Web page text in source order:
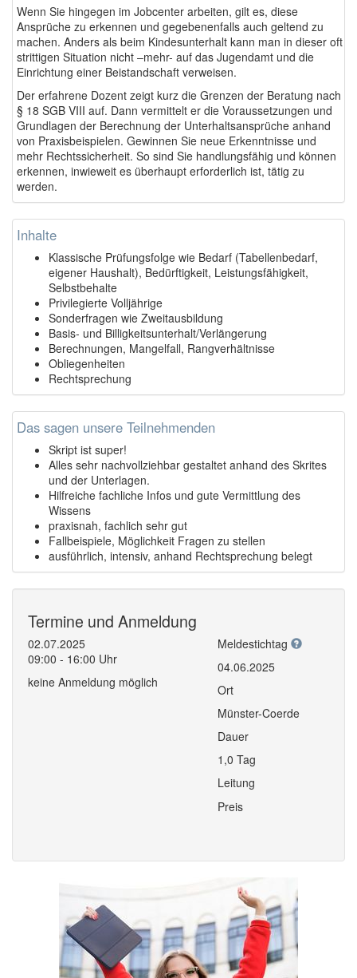
Wenn Sie hingegen im Jobcenter arbeiten, gilt es, diese
Ansprüche zu erkennen und gegebenenfalls auch geltend zu
machen. Anders als beim Kindesunterhalt kann man in dieser oft
strittigen Situation nicht –mehr- auf das Jugendamt und die
Einrichtung einer Beistandschaft verweisen.
Der erfahrene Dozent zeigt kurz die Grenzen der Beratung nach
§ 18 SGB VIII auf. Dann vermittelt er die Voraussetzungen und
Grundlagen der Berechnung der Unterhaltsansprüche anhand
von Praxisbeispielen. Gewinnen Sie neue Erkenntnisse und
mehr Rechtssicherheit. So sind Sie handlungsfähig und können
erkennen, inwieweit es überhaupt erforderlich ist, tätig zu
werden.
Inhalte
Klassische Prüfungsfolge wie Bedarf (Tabellenbedarf,
eigener Haushalt), Bedürftigkeit, Leistungsfähigkeit,
Selbstbehalte
Privilegierte Volljährige
Sonderfragen wie Zweitausbildung
Basis- und Billigkeitsunterhalt/Verlängerung
Berechnungen, Mangelfall, Rangverhältnisse
Obliegenheiten
Rechtsprechung
Das sagen unsere Teilnehmenden
Skript ist super!
Alles sehr nachvollziehbar gestaltet anhand des Skrites
und der Unterlagen.
Hilfreiche fachliche Infos und gute Vermittlung des
Wissens
praxisnah, fachlich sehr gut
Fallbeispiele, Möglichkeit Fragen zu stellen
ausführlich, intensiv, anhand Rechtsprechung belegt
Termine und Anmeldung
02.07.2025
09:00 - 16:00 Uhr
keine Anmeldung möglich
Meldestichtag
04.06.2025
Ort
Münster-Coerde
Dauer
1,0 Tag
Leitung
Preis